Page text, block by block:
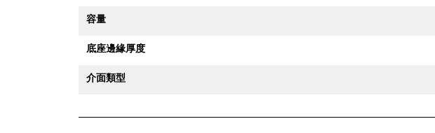
容量
底座邊緣厚度
介面類型